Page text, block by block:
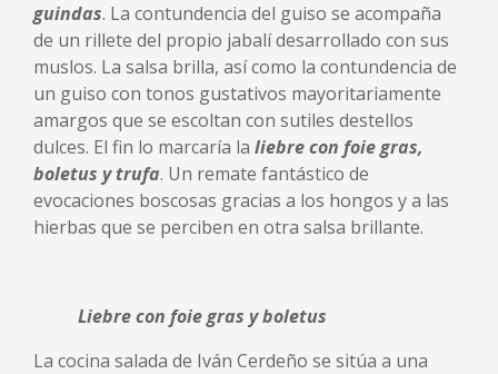
guindas. La contundencia del guiso se acompaña
de un rillete del propio jabalí desarrollado con sus
muslos. La salsa brilla, así como la contundencia de
un guiso con tonos gustativos mayoritariamente
amargos que se escoltan con sutiles destellos
dulces. El fin lo marcaría la liebre con foie gras,
boletus y trufa. Un remate fantástico de
evocaciones boscosas gracias a los hongos y a las
hierbas que se perciben en otra salsa brillante.
Liebre con foie gras y boletus
La cocina salada de Iván Cerdeño se sitúa a una